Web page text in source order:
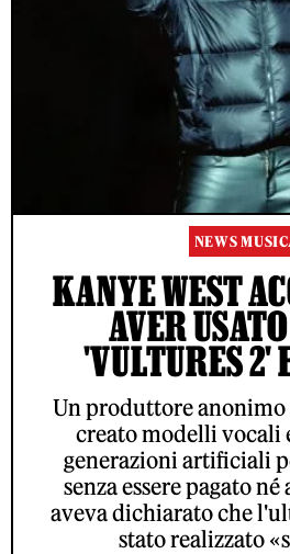
NEWS
KANYE WEST
AVER
'VULTURES 2'
Un produttore anonimo
creato modelli vocali
generazioni artificiali
senza essere pagato
aveva dichiarato che
stato realizzato